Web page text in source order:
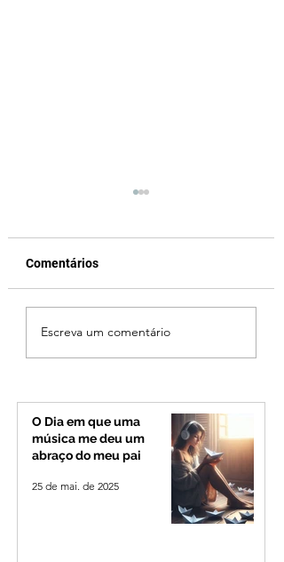
Criança de 2 anos
morre em capotamento
na Zona Rural de Ibiá
Comentários
Escreva um comentário
O Dia em que uma
música me deu um
abraço do meu pai
25 de mai. de 2025